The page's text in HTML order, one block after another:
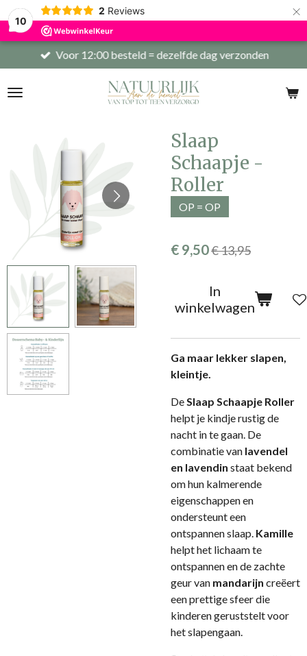
10
2 Reviews ×
Voor 12:00 besteld = dezelfde dag verzonden
Slaap
Schaapje -
Roller
OP = OP
€ 9,50€ 13,95
In
winkelwagen
Ga maar lekker slapen,
kleintje.
DeSlaap Schaapje Roller
helpt je kindje rustig de
nacht in te gaan. De
combinatie van lavendel
en lavendin staat bekend
om hun kalmerende
eigenschappen en
ondersteunt een
ontspannen slaap. Kamille
helpt het lichaam te
ontspannen en de zachte
geur van mandarijn creëert
een prettige sfeer die
kinderen geruststelt voor
het slapengaan.